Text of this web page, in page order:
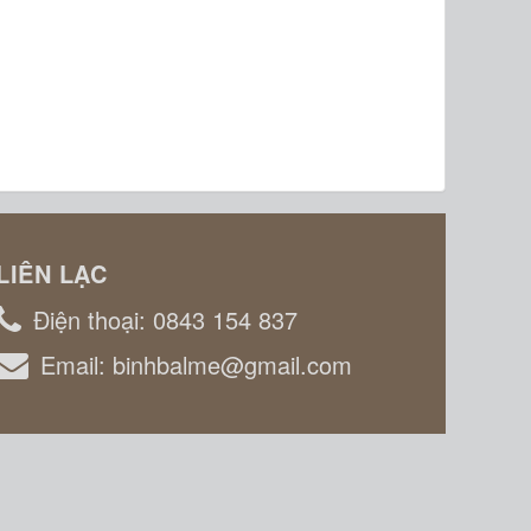
LẠC
Điện thoại: 0843 154 837
Email: binhbalme@gmail.com